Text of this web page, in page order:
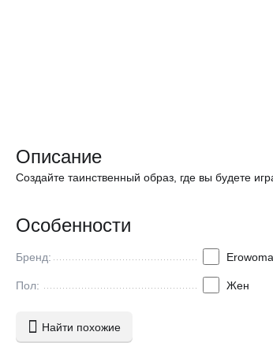
Описание
Создайте таинственный образ, где вы будете
Особенности
Бренд:
Пол: Жен
Найти похожие